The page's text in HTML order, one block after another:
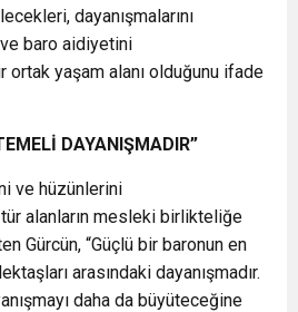
dayanışmalarını
baro aidiyetini
yaşam alanı olduğunu ifade
DAYANIŞMADIR”
ve hüzünlerini
alanların mesleki birlikteliğe
Gürcün, “Güçlü bir baronun en
arasındaki dayanışmadır.
daha da büyüteceğine